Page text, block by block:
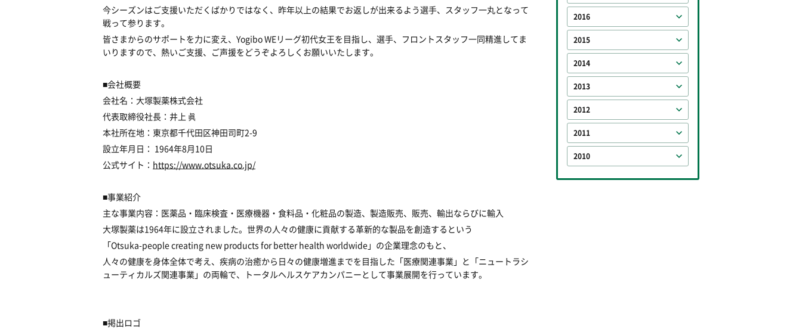
今シーズンはご支援いただくばかりではなく、昨年以上の結果でお返しが出来るよう選手、スタッフ一丸となって
戦って参ります。
皆さまからのサポートを力に変え、Yogibo WEリーグ初代女王を目指し、選手、フロントスタッフ一同精進してま
いりますので、熱いご支援、ご声援をどうぞよろしくお願いいたします。
■会社概要
会社名：大塚製薬株式会社
代表取締役社長：井上 眞
本社所在地：東京都千代田区神田司町2-9
設立年月日： 1964年8月10日
公式サイト： https://www.otsuka.co.jp/
■事業紹介
主な事業内容：医薬品・臨床検査・医療機器・食料品・化粧品の製造、製造販売、販売、輸出ならびに輸入
大塚製薬は1964年に設立されました。世界の人々の健康に貢献する革新的な製品を創造するという
「Otsuka-people creating new products for better health worldwide」の企業理念のもと、
人々の健康を身体全体で考え、疾病の治癒から日々の健康増進までを目指した「医療関連事業」と「ニュートラシ
ューティカルズ関連事業」の両輪で、トータルヘルスケアカンパニーとして事業展開を行っています。
■掲出ロゴ
2016
2015
2014
2013
2012
2011
2010